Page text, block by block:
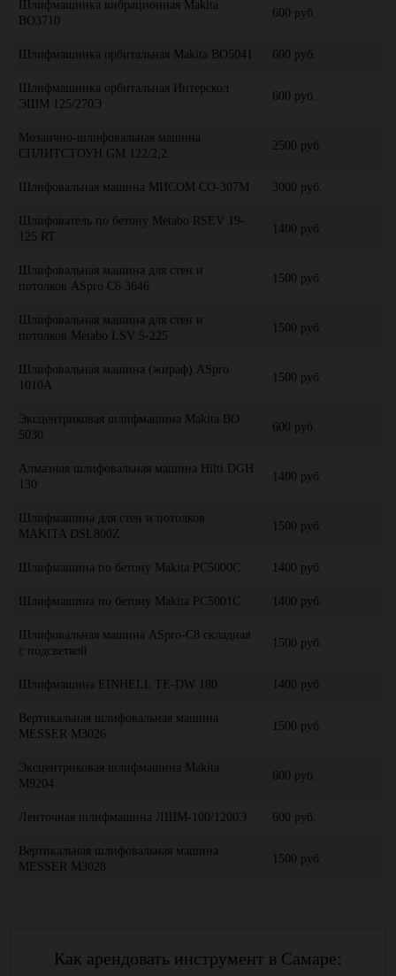
Шлифмашинка вибрационная Makita
BO3710
600 руб.
Шлифмашинка орбитальная Makita BO5041 600 руб.
Шлифмашинка орбитальная Интерскол
ЭШМ 125/270Э
600 руб.
Мозаично-шлифовальная машина
СПЛИТСТОУН GM 122/2,2
2500 руб.
Шлифовальная машина МИСОМ СО-307М 3000 руб.
Шлифователь по бетону Metabo RSEV 19-
125 RT
1400 руб.
Шлифовальная машина для стен и
потолков ASpro C6 3646
1500 руб.
Шлифовальная машина для стен и
потолков Metabo LSV 5-225
1500 руб.
Шлифовальная машина (жираф) ASpro
1010A
1500 руб.
Эксцентриковая шлифмашина Makita BO
5030
600 руб.
Алмазная шлифовальная машина Hilti DGH
130
1400 руб.
Шлифмашина для стен и потолков
MAKITA DSL800Z
1500 руб.
Шлифмашина по бетону Makita PC5000C 1400 руб.
Шлифмашина по бетону Makita PC5001C 1400 руб.
Шлифовальная машина ASpro-C8 складная
с подсветкой
1500 руб.
Шлифмашина EINHELL TE-DW 180 1400 руб.
Вертикальная шлифовальная машина
MESSER M3026
1500 руб.
Эксцентриковая шлифмашина Makita
M9204
600 руб.
Ленточная шлифмашина ЛШМ-100/1200Э 600 руб.
Вертикальная шлифовальная машина
MESSER M3028
1500 руб.
Как арендовать инструмент в Самаре: